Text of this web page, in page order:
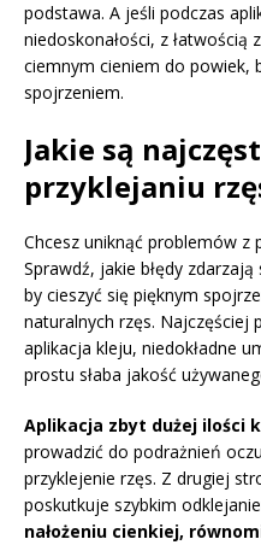
podstawa. A jeśli podczas
niedoskonałości, z łatwością
ciemnym cieniem do powiek,
spojrzeniem.
Jakie są
przyklejaniu
Chcesz uniknąć problemów z
Sprawdź, jakie błędy
by cieszyć się pięknym
naturalnych rzęs. Najczęściej
aplikacja kleju, niedokładne
prostu słaba jakość
Aplikacja zbyt dużej ilości
prowadzić do podrażnień
przyklejenie rzęs. Z drugiej
poskutkuje szybkim
nałożeniu cienkiej,